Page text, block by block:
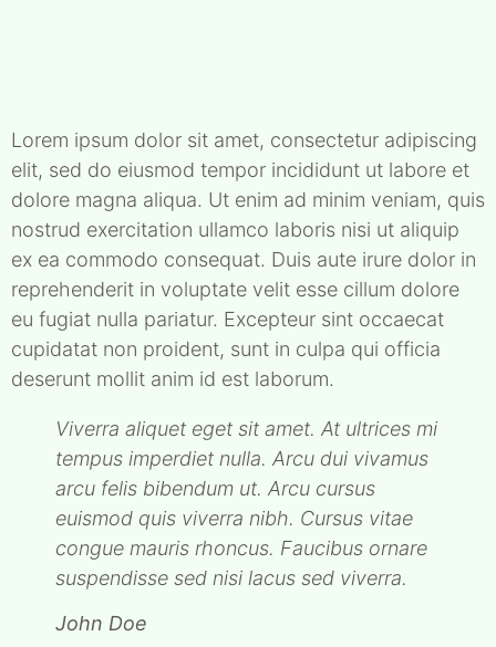
Lorem ipsum dolor sit amet, consectetur adipiscing
elit, sed do eiusmod tempor incididunt ut labore et
dolore magna aliqua. Ut enim ad minim veniam, quis
nostrud exercitation ullamco laboris nisi ut aliquip
ex ea commodo consequat. Duis aute irure dolor in
reprehenderit in voluptate velit esse cillum dolore
eu fugiat nulla pariatur. Excepteur sint occaecat
cupidatat non proident, sunt in culpa qui officia
deserunt mollit anim id est laborum.
Viverra aliquet eget sit amet. At ultrices mi
tempus imperdiet nulla. Arcu dui vivamus
arcu felis bibendum ut. Arcu cursus
euismod quis viverra nibh. Cursus vitae
congue mauris rhoncus. Faucibus ornare
suspendisse sed nisi lacus sed viverra.
John Doe